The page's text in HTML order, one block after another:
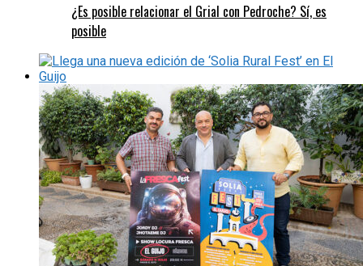
¿Es posible relacionar el Grial con Pedroche? Sí, es
posible